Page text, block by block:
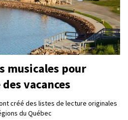
musicales pour
vacances
créé des listes de lecture originales
du Québec